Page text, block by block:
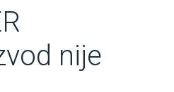
nije